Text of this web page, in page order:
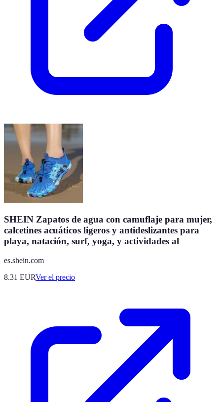
SHEIN Zapatos de agua con camuflaje para mujer,
calcetines acuáticos ligeros y antideslizantes para
playa, natación, surf, yoga, y actividades al
es.shein.com
8.31 EURVer el precio